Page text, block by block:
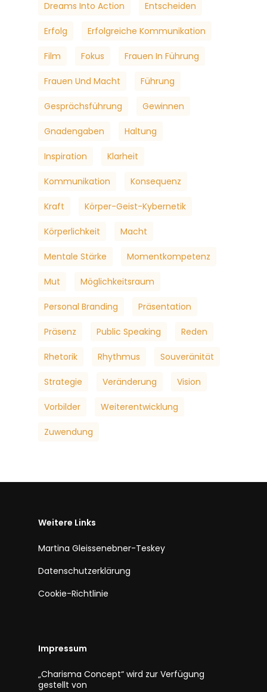
Dreams Into Action Entscheiden
Erfolg Erfolgreiche Kommunikation
Film Fokus Frauen In Führung
Frauen Und Macht Führung
Gesprächsführung Gewinnen
Gnadengaben Haltung
Inspiration Klarheit
Kommunikation Konsequenz
Kraft Körper-Geist-Kybernetik
Körperlichkeit Macht
Mentale Stärke Momentkompetenz
Mut Möglichkeitsraum
Personal Branding Präsentation
Präsenz Public Speaking Reden
Rhetorik Rhythmus Souveränität
Strategie Veränderung Vision
Vorbilder Weiterentwicklung
Zuwendung
Weitere Links
Martina Gleissenebner-Teskey
Datenschutzerklärung
Cookie-Richtlinie
Impressum
„Charisma Concept“ wird zur Verfügung
gestellt von